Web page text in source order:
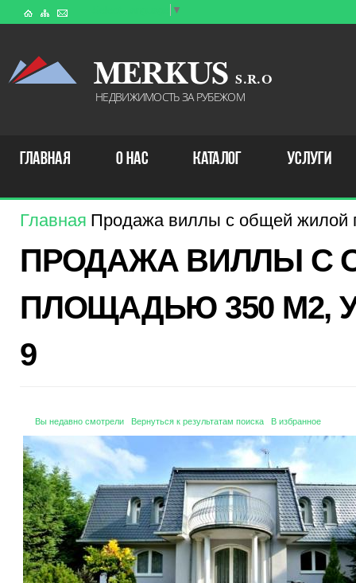
▼
MERKUS S . R . O
НЕДВИЖИМОСТЬ ЗА РУБЕЖОМ
ГЛАВНАЯ О НАС КАТАЛОГ УСЛУГИ
Главная Продажа виллы с общей жилой
ПРОДАЖА ВИЛЛЫ С
ПЛОЩАДЬЮ 350 М2,
9
Вы недавно смотрели Вернуться к результатам поиска В избранное